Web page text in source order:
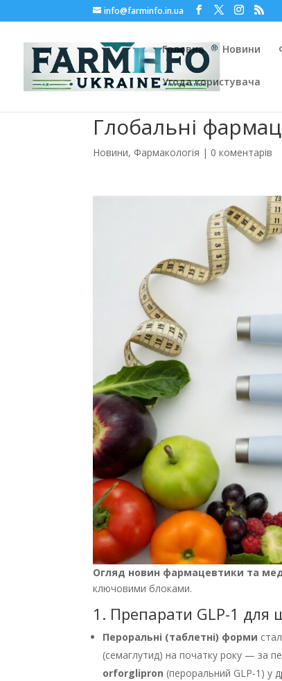
info@farminfo.in.ua
Головна Новини
Угода користувача
Глобальні
Новини, Фармакологія | 0 коментарів
Огляд новин фармацевтики та
ключовими блоками.
1. Препарати GLP-1 для
Пероральні (таблетні) форми
(семаглутид) на початку року — за
orforglipron (пероральний GLP-1) у